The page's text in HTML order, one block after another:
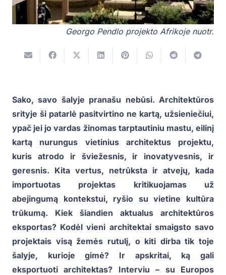
Georgo Pendlo projekto Afrikoje nuotr.
Sako, savo šalyje pranašu nebūsi. Architektūros
srityje ši patarlė pasitvirtino ne kartą, užsieniečiui,
ypač jei jo vardas žinomas tarptautiniu mastu, eilinį
kartą nurungus vietinius architektus projektu,
kuris atrodo ir šviežesnis, ir inovatyvesnis, ir
geresnis. Kita vertus, netrūksta ir atvejų, kada
importuotas projektas kritikuojamas už
abejingumą kontekstui, ryšio su vietine kultūra
trūkumą. Kiek šiandien aktualus architektūros
eksportas? Kodėl vieni architektai smaigsto savo
projektais visą žemės rutulį, o kiti dirba tik toje
šalyje, kurioje gimė? Ir apskritai, ką gali
eksportuoti architektas? Interviu – su Europos